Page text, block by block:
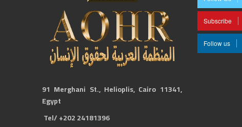
Subscribe
Follow us
91 Merghani St., Helioplis, Cairo 11341,
Egypt
Tel/ +202 24181396